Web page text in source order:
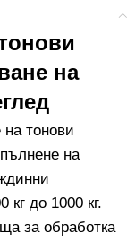
на
на тонови
на
кг до 1000 кг.
за обработка